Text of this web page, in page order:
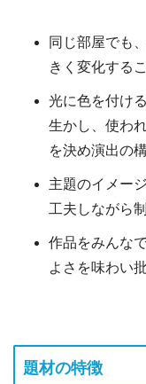
同じ部屋でも
きく変化する
光に色を付け
生かし、使わ
を決め演出の
主題のイメー
工夫しながら
作品をみんな
よさを味わい
題材の特徴